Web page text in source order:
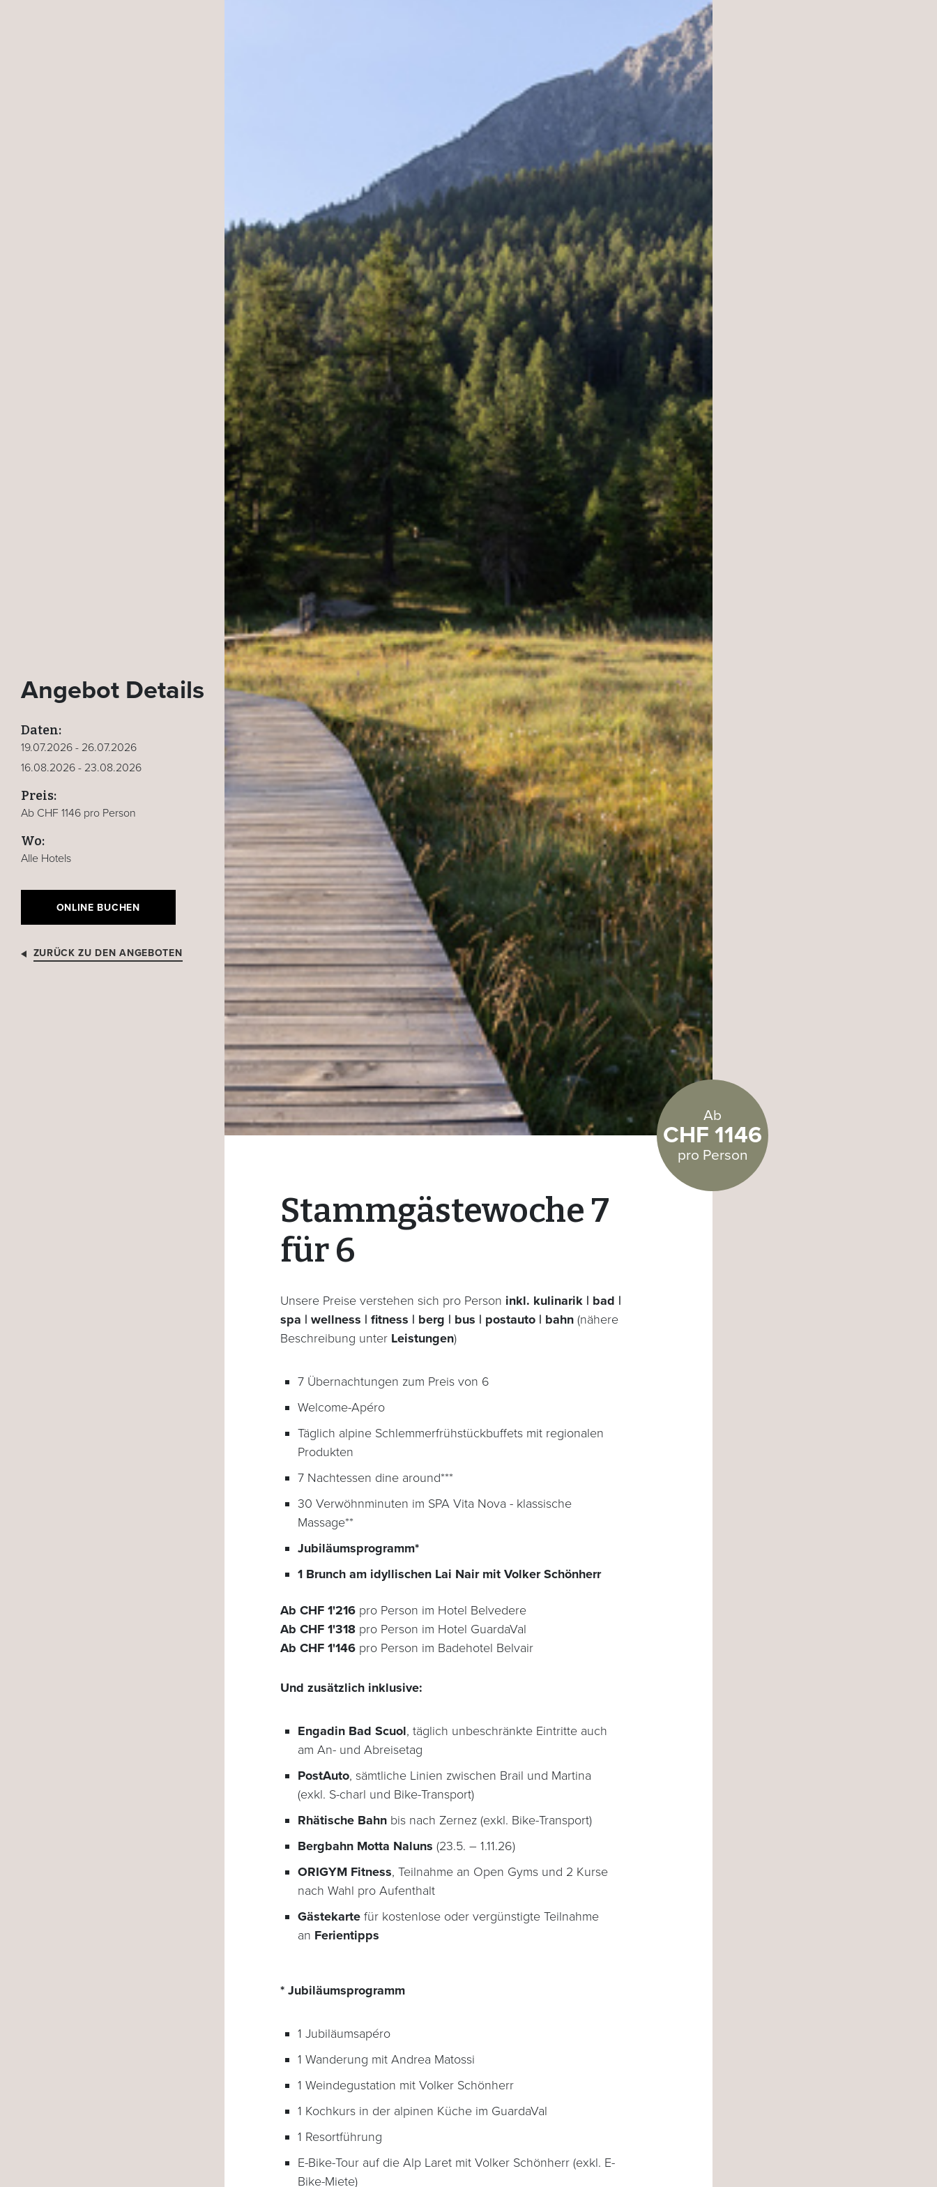
Angebot Details
Daten:
19.07.2026 - 26.07.2026
16.08.2026 - 23.08.2026
Preis:
Ab CHF 1146 pro Person
Wo:
Alle Hotels
ONLINE BUCHEN
ZURÜCK ZU DEN ANGEBOTEN
Ab
CHF 1146
pro Person
Stammgästewoche 7
für 6
Unsere Preise verstehen sich pro Person inkl. kulinarik | bad |
spa | wellness | fitness | berg | bus | postauto | bahn (nähere
Beschreibung unter Leistungen)
7 Übernachtungen zum Preis von 6
Welcome-Apéro
Täglich alpine Schlemmerfrühstückbuffets mit regionalen
Produkten
7 Nachtessen dine around***
30 Verwöhnminuten im SPA Vita Nova - klassische
Massage**
Jubiläumsprogramm*
1 Brunch am idyllischen Lai Nair mit Volker Schönherr
Ab CHF 1'216 pro Person im Hotel Belvedere
Ab CHF 1'318 pro Person im Hotel GuardaVal
Ab CHF 1'146 pro Person im Badehotel Belvair
Und zusätzlich inklusive:
Engadin Bad Scuol, täglich unbeschränkte Eintritte auch
am An- und Abreisetag
PostAuto, sämtliche Linien zwischen Brail und Martina
(exkl. S-charl und Bike-Transport)
Rhätische Bahn bis nach Zernez (exkl. Bike-Transport)
Bergbahn Motta Naluns (23.5. – 1.11.26)
ORIGYM Fitness, Teilnahme an Open Gyms und 2 Kurse
nach Wahl pro Aufenthalt
Gästekarte für kostenlose oder vergünstigte Teilnahme
an Ferientipps
* Jubiläumsprogramm
1 Jubiläumsapéro
1 Wanderung mit Andrea Matossi
1 Weindegustation mit Volker Schönherr
1 Kochkurs in der alpinen Küche im GuardaVal
1 Resortführung
E-Bike-Tour auf die Alp Laret mit Volker Schönherr (exkl. E-
Bike-Miete)